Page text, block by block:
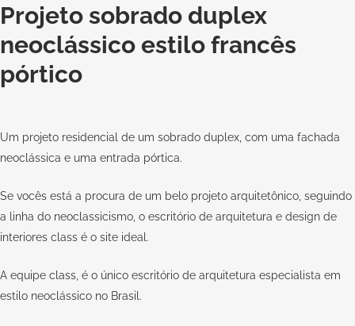
Projeto sobrado duplex
neoclássico estilo francês
pórtico
Um projeto residencial de um sobrado duplex, com uma fachada
neoclássica e uma entrada pórtica.
Se vocês está a procura de um belo projeto arquitetônico, seguindo
a linha do neoclassicismo, o escritório de arquitetura e design de
interiores class é o site ideal.
A equipe class , é o único escritório de arquitetura especialista em
estilo neoclássico no Brasil.